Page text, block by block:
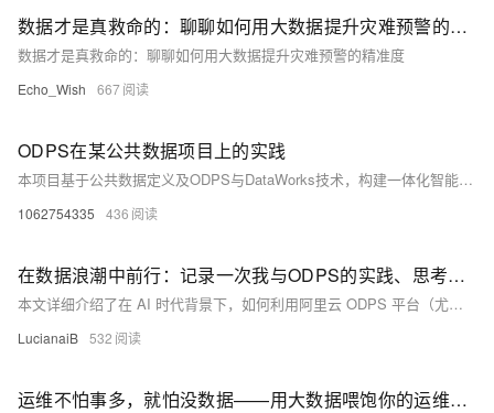
数据才是真救命的：聊聊如何用大数据提升灾难预警的精准度
数据才是真救命的：聊聊如何用大数据提升灾难预警的精准度
Echo_Wish 667
ODPS在某公共数据项目上的实践
本项目基于公共数据定义及ODPS与DataWorks技术，构建一体化智能化数据平台，涵盖数据目录、归集、治理、共享与开放六大目标。通过十大子系统实现全流程管理，强化数据安全与流通，提升业务效率与决策能力，助力数字化改革。
1062754335 436
在数据浪潮中前行：记录一次我与ODPS的实践、思考与展望
本文详细介绍了在 AI 时代背景下，如何利用阿里云 ODPS 平台（尤其是 MaxCompute）进行分布式多模态数据处理的实践过程。内容涵盖技术架构解析、完整操作流程、实际部署步骤以及未来发展方向，同时结合 CSDN 博文深入探讨了多模态数据处理的技术挑战与创新路径，为企业提供高效、低成本的大规模数据处理方案。
LucianaiB 532
运维不怕事多，就怕没数据——用大数据喂饱你的运维策略